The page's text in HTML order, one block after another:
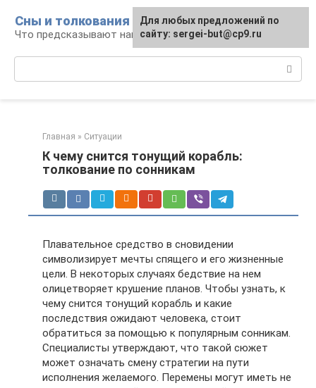
контенту
Сны и толкования
Что предсказывают нам наши сны
Главная » Ситуации
К чему снится тонущий корабль:
толкование по сонникам
Плавательное средство в сновидении
символизирует мечты спящего и его жизненные
цели. В некоторых случаях бедствие на нем
олицетворяет крушение планов. Чтобы узнать, к
чему снится тонущий корабль и какие
последствия ожидают человека, стоит
обратиться за помощью к популярным сонникам.
Специалисты утверждают, что такой сюжет
может означать смену стратегии на пути
исполнения желаемого. Перемены могут иметь не
Для любых предложений по
сайту: sergei-but@cp9.ru